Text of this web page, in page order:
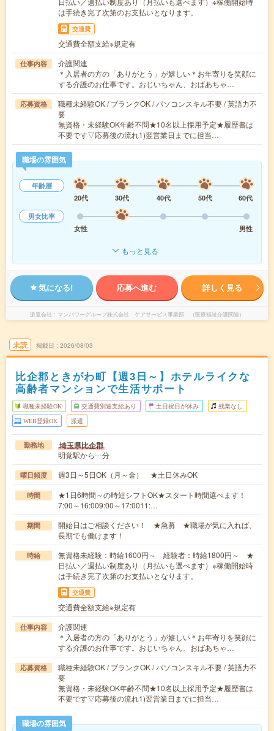
は手続き完了次第のお支払いとなります。
交通費
交通費全額支給※規定有
仕事内容
介護関連
＊入居者の方の「ありがとう」が嬉しい＊お年寄りを笑顔に
する介護のお仕事です。おじいちゃん、おばあちゃ…
応募資格
職種未経験OK / ブランクOK / パソコンスキル不要 / 英語力不
要
無資格・未経験OK年齢不問★10名以上採用予定★履歴書は
不要です▽応募後の流れ1)翌営業日までに担当…
職場の雰囲気
年齢層
20代
30代 40代 50代
60代
男女比率
女性
男性
もっと見る
気になる! 応募へ進む 詳しく見る
派遣会社 マンパワーグループ株式会社 ケアサービス事業部 （医療福祉介護関連）
未読 掲載日 2026/08/03
比企郡ときがわ町【週3日～】ホテルライクな
高齢者マンションで生活サポート
職種未経験OK 交通費別途支給あり 土日祝日が休み 残業なし
WEB登録OK 派遣
勤務地 埼玉県比企郡
明覚駅から---分
曜日頻度 週3日～5日OK（月～金） ★土日休みOK
時間
★1日6時間～の時短シフトOK★スタート時間選べます！
7:00～16:009:00～17:0011:…
期間
開始日はご相談ください！ ★急募 ★職場が気に入れば、
長期でも働けます！
時給
無資格未経験：時給1600円～ 経験者：時給1800円～ ★
日払い／週払い制度あり（月払いも選べます）※稼働開始時
は手続き完了次第のお支払いとなります。
交通費
交通費全額支給※規定有
仕事内容
介護関連
＊入居者の方の「ありがとう」が嬉しい＊お年寄りを笑顔に
する介護のお仕事です。おじいちゃん、おばあちゃ…
応募資格
職種未経験OK / ブランクOK / パソコンスキル不要 / 英語力不
要
無資格・未経験OK年齢不問★10名以上採用予定★履歴書は
不要です▽応募後の流れ1)翌営業日までに担当…
職場の雰囲気